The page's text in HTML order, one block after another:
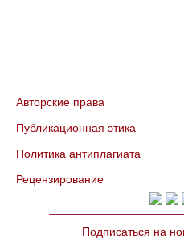
Авторские права
Публикационная этика
Политика антиплагиата
Рецензирование
Подписаться на